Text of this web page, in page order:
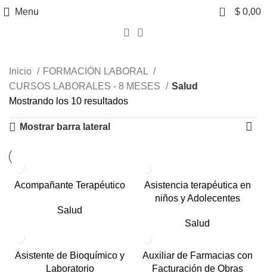
Menu 0 $ 0,00
Categorias
Inicio
FORMACIÓN LABORAL
CURSOS LABORALES - 8 MESES
Salud
Mostrando los 10 resultados
Mostrar barra lateral
Acompañante Terapéutico
Salud
Asistencia terapéutica en
niños y Adolecentes
Salud
Asistente de Bioquímico y
Laboratorio
Auxiliar de Farmacias con
Facturación de Obras